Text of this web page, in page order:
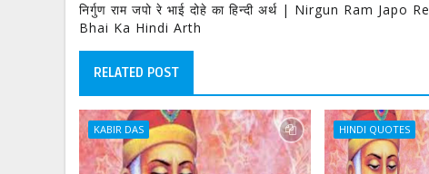
निर्गुण राम जपो रे भाई दोहे का हिन्दी अर्थ | Nirgun Ram Japo Re
Bhai Ka Hindi Arth
RELATED POST
KABIR DAS HINDI QUOTES